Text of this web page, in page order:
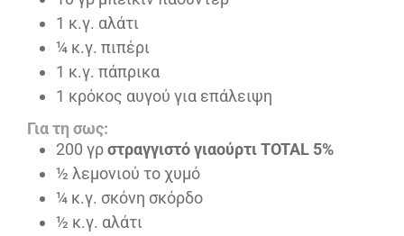
1 κ.γ. αλάτι
¼ κ.γ. πιπέρι
1 κ.γ. πάπρικα
1 κρόκος αυγού για επάλειψη
Για τη σως:
200 γρστραγγιστό γιαούρτι TOTAL 5%
½ λεμονιού το χυμό
¼ κ.γ. σκόνη σκόρδο
½ κ.γ. αλάτι